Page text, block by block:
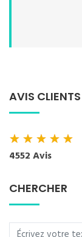
AVIS CLIENTS
★★★★★
4552 Avis
CHERCHER